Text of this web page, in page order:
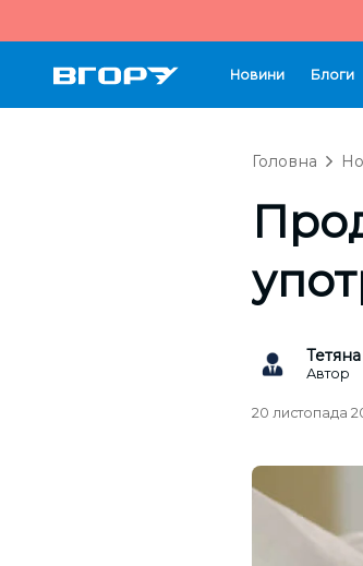
Новини Блоги
Головна
Автор
20 листопада